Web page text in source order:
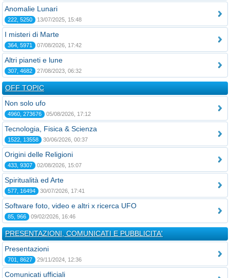
Anomalie Lunari
222, 5250 13/07/2025, 15:48
I misteri di Marte
364, 5971 07/08/2026, 17:42
Altri pianeti e lune
307, 4682 27/08/2023, 06:32
OFF TOPIC
Non solo ufo
4960, 273676 05/08/2026, 17:12
Tecnologia, Fisica & Scienza
1522, 13558 30/06/2026, 00:37
Origini delle Religioni
433, 9307 02/08/2026, 15:07
Spiritualità ed Arte
577, 16494 30/07/2026, 17:41
Software foto, video e altri x ricerca UFO
85, 966 09/02/2026, 16:46
PRESENTAZIONI, COMUNICATI E PUBBLICITA'
Presentazioni
701, 8627 29/11/2024, 12:36
Comunicati ufficiali